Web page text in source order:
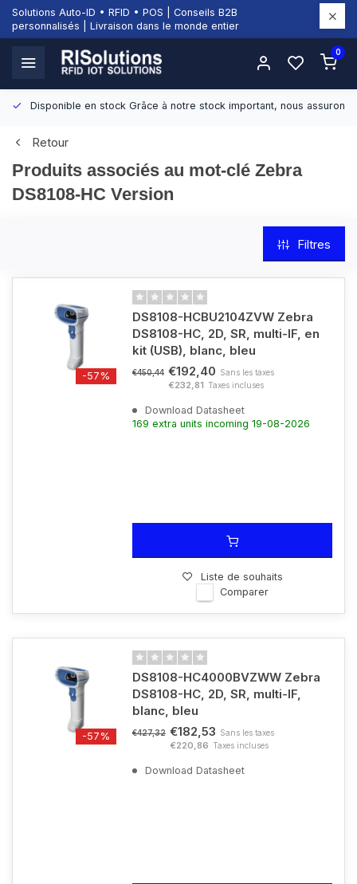
Solutions Auto-ID • RFID • POS | Conseils B2B
personnalisés | Livraison dans le monde entier
0
Disponible en stock Grâce à notre stock important, nous
Retour
Produits associés au mot-clé Zebra
DS8108-HC Version
Filtres
-57%
DS8108-HCBU2104ZVW Zebra
DS8108-HC, 2D, SR, multi-IF, en
kit (USB), blanc, bleu
€450,44 €192,40 Sans les taxes
€232,81 Taxes incluses
Download Datasheet
169 extra units incoming 19-08-2026
Liste de souhaits
Comparer
-57%
DS8108-HC4000BVZWW Zebra
DS8108-HC, 2D, SR, multi-IF,
blanc, bleu
€427,32 €182,53 Sans les taxes
€220,86 Taxes incluses
Download Datasheet